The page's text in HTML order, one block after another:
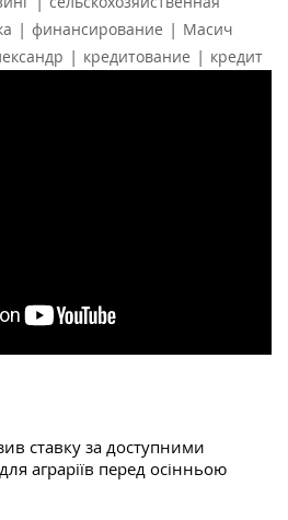
| финансирование | Масич
| кредитование | кредит
ставку за доступними
аграріїв перед осінньою